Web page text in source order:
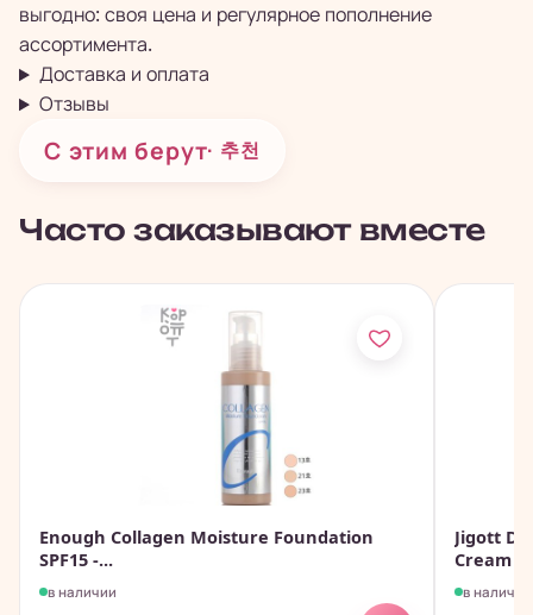
выгодно: своя цена и регулярное пополнение
ассортимента.
Доставка и оплата
Отзывы
С этим берут· 추천
Часто заказывают вместе
Enough Collagen Moisture Foundation
SPF15 -...
в наличии
Jigott
Cream
в наличии